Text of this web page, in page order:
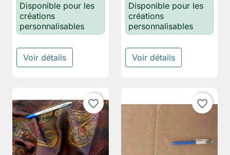
Disponible pour les
créations
personnalisables
Voir détails
Disponible pour les
créations
personnalisables
Voir détails
favorite_border favorite_border